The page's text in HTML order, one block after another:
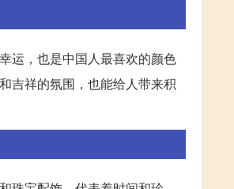
运，也是中国人最喜欢的颜色
吉祥的氛围，也能给人带来积